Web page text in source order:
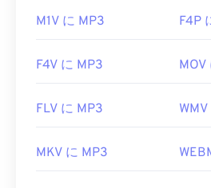
https://mpeg.chiariglione.org/
M1V に MP3 F4P
F4V に MP3 MOV
FLV に MP3
MKV に MP3